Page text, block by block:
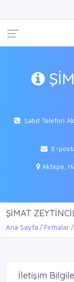
Sabit Telefon
E-
Aktepe,
ŞİMAT
Ana Sayfa Firmalar
İletişim